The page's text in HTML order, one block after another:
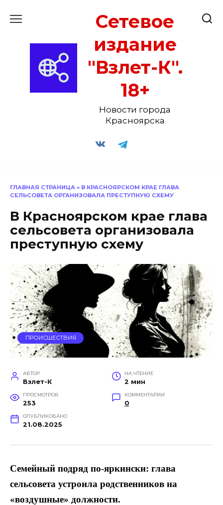
Сетевое
издание
"Взлет-К".
18+
Новости города
Красноярска
ГЛАВНАЯ СТРАНИЦА » В КРАСНОЯРСКОМ КРАЕ ГЛАВА
СЕЛЬСОВЕТА ОРГАНИЗОВАЛА ПРЕСТУПНУЮ СХЕМУ
В Красноярском крае глава
сельсовета организовала
преступную схему
ПРОИСШЕСТВИЯ
АВТОР
Взлет-К
НА ЧТЕНИЕ
2 мин
ПРОСМОТРОВ
253
КОММЕНТАРИИ
0
ОПУБЛИКОВАНО
21.08.2025
Семейный подряд по-яркински: глава
сельсовета устроила родственников на
«воздушные» должности.